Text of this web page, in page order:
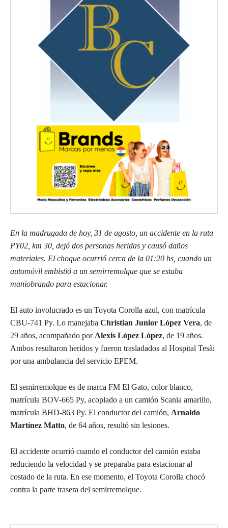
En la madrugada de hoy, 31 de agosto, un accidente en la ruta
PY02, km 30, dejó dos personas heridas y causó daños
materiales. El choque ocurrió cerca de la 01:20 hs, cuando un
automóvil embistió a un semirremolque que se estaba
maniobrando para estacionar.
El auto involucrado es un Toyota Corolla azul, con matrícula
CBU-741 Py. Lo manejaba Christian Junior López Vera, de
29 años, acompañado por Alexis López López, de 19 años.
Ambos resultaron heridos y fueron trasladados al Hospital Tesãi
por una ambulancia del servicio EPEM.
El semirremolque es de marca FM El Gato, color blanco,
matrícula BOV-665 Py, acoplado a un camión Scania amarillo,
matrícula BHD-863 Py. El conductor del camión, Arnaldo
Martínez Matto, de 64 años, resultó sin lesiones.
El accidente ocurrió cuando el conductor del camión estaba
reduciendo la velocidad y se preparaba para estacionar al
costado de la ruta. En ese momento, el Toyota Corolla chocó
contra la parte trasera del semirremolque.